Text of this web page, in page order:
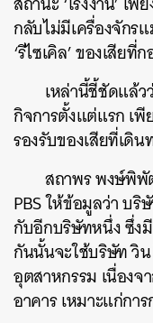
กลับไม่มีเครื่องจักร
‘รีไซเคิล’ ของเสียที่
เหล่านี้ชี้ชัดแล้ว
กิจการตั้งแต่แรก เพี
รองรับของเสียที่เดิ
สถาพร พงษ์พิ
PBS ให้ข้อมูลว่า บริ
กับอีกบริษัทหนึ่ง ซึ่ง
กันนั้นจะใช้บริษัท วิน
อุตสาหกรรม เนื่อง
อาคาร เหมาะแก่กา